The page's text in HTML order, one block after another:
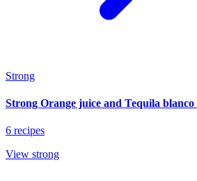
Strong
Strong Orange juice and Tequila blanco
6 recipes
View strong